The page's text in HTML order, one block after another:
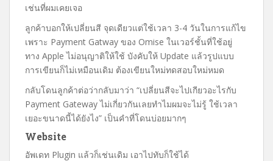
เช่นที่ผมเคยเจอ
ลูกค้าบอกให้เปลี่ยนสี จุดเดียวแต่ใช้เวลา 3-4 วันในการแก้ไข
เพราะ Payment Gatway ของ Omise ในเวอร์ชั้นที่ใช้อยู่
ทาง Apple ไม่อนุญาติให้ใช้ บังคับให้ Update แล้วรูปแบบ
การเขียนก็ไม่เหมือนเดิม ต้องเขียนใหม่ทดสอบใหม่หมด
กลับโดนลูกค้าต่อว่ากลับมาว่า “เปลี่ยนสีจะไปเกียวอะไรกับ
Payment Gateway ไม่เกี่ยวกันเลยทำไมผมจะไม่รู้ ใช้เวลา
เยอะขนาดนี้ได้ยังไง” เป็นคำที่โดนบ่อยมากๆ
Website
อัพเดท Plugin แล้วก็เช่นเดิม เอาไปทับก็ใช้ได้